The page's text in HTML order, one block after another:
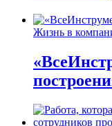
Жизнь в